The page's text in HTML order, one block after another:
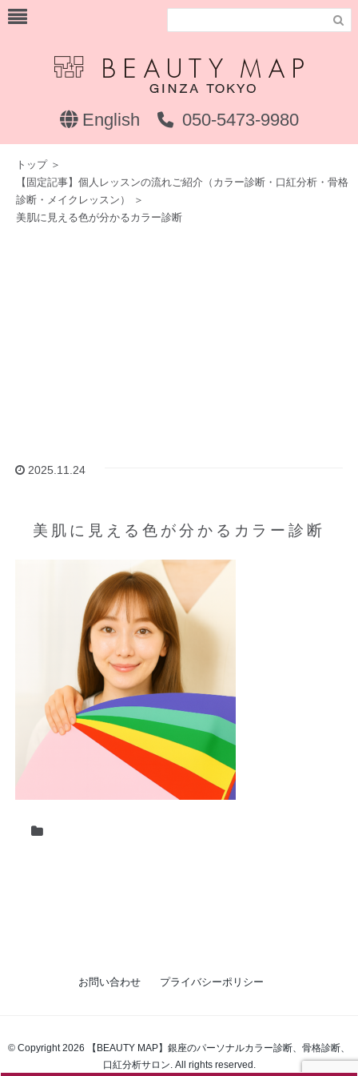

English 050-5473-9980
トップ＞
【固定記事】個人レッスンの流れご紹介（カラー診断・口紅分析・骨格
診断・メイクレッスン）
＞
美肌に見える色が分かるカラー診断
2025.11.24
美肌に見える色が分かるカラー診断
お問い合わせ プライバシーポリシー
© Copyright 2026 【BEAUTY MAP】銀座のパーソナルカラー診断、骨格診断、
口紅分析サロン. All rights reserved.